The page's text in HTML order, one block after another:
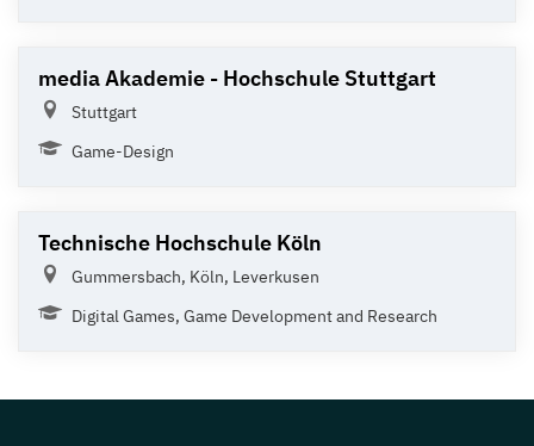
media Akademie - Hochschule Stuttgart
Stuttgart
Game-Design
Technische Hochschule Köln
Gummersbach, Köln, Leverkusen
Digital Games, Game Development and Research